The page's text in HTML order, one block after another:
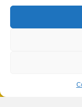
1705 NA
Google maps route
Veelgestelde vragen